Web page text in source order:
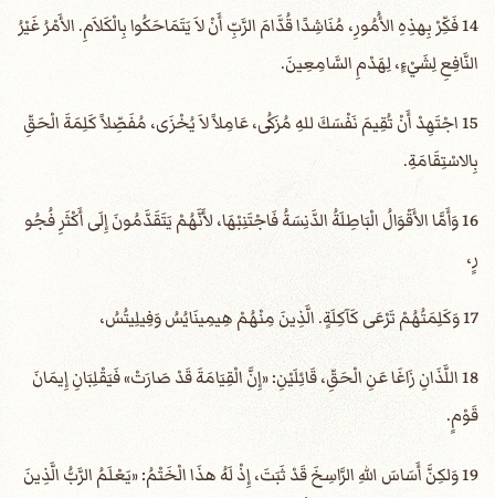
14 فَكِّرْ بِهذِهِ الأُمُورِ، مُنَاشِدًا قُدَّامَ الرَّبِّ أَنْ لاَ يَتَمَاحَكُوا بِالْكَلاَمِ. الأَمْرُ غَيْرُ
النَّافِعِ لِشَيْءٍ، لِهَدْمِ السَّامِعِينَ.
15 اجْتَهِدْ أَنْ تُقِيمَ نَفْسَكَ للهِ مُزَكُى، عَامِلاً لاَ يُخْزَى، مُفَصِّلاً كَلِمَةَ الْحَقِّ
بِالاسْتِقَامَةِ.
16 وَأَمَّا الأَقْوَالُ الْبَاطِلَةُ الدَّنِسَةُ فَاجْتَنِبْهَا، لأَنَّهُمْ يَتَقَدَّمُونَ إِلَى أَكْثَرِ فُجُو
رٍ،
17 وَكَلِمَتُهُمْ تَرْعَى كَآكِلَةٍ. الَّذِينَ مِنْهُمْ هِيمِينَايُسُ وَفِيلِيتُسُ،
18 اللَّذَانِ زَاغَا عَنِ الْحَقِّ، قَائِلَيْنِ: «إِنَّ الْقِيَامَةَ قَدْ صَارَتْ» فَيَقْلِبَانِ إِيمَانَ
قَوْمٍ.
19 وَلكِنَّ أَسَاسَ اللهِ الرَّاسِخَ قَدْ ثَبَتَ، إِذْ لَهُ هذَا الْخَتْمُ: «يَعْلَمُ الرَّبُّ الَّذِينَ